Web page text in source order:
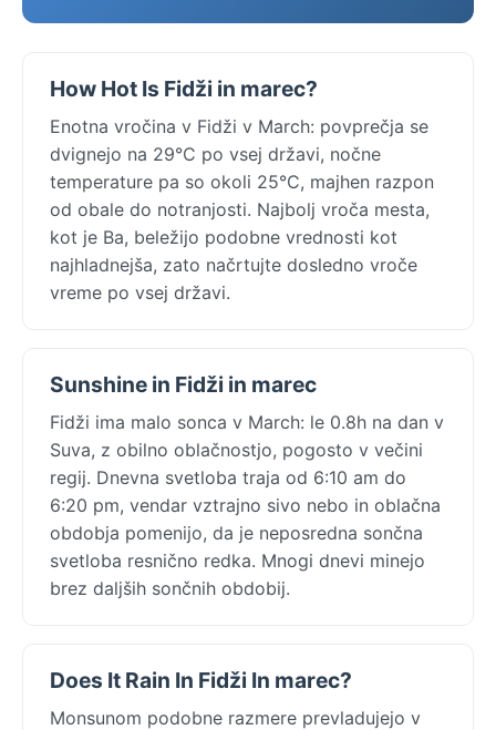
How Hot Is Fidži in marec?
Enotna vročina v Fidži v March: povprečja se
dvignejo na 29°C po vsej državi, nočne
temperature pa so okoli 25°C, majhen razpon
od obale do notranjosti. Najbolj vroča mesta,
kot je Ba, beležijo podobne vrednosti kot
najhladnejša, zato načrtujte dosledno vroče
vreme po vsej državi.
Sunshine in Fidži in marec
Fidži ima malo sonca v March: le 0.8h na dan v
Suva, z obilno oblačnostjo, pogosto v večini
regij. Dnevna svetloba traja od 6:10 am do
6:20 pm, vendar vztrajno sivo nebo in oblačna
obdobja pomenijo, da je neposredna sončna
svetloba resnično redka. Mnogi dnevi minejo
brez daljših sončnih obdobij.
Does It Rain In Fidži In marec?
Monsunom podobne razmere prevladujejo v